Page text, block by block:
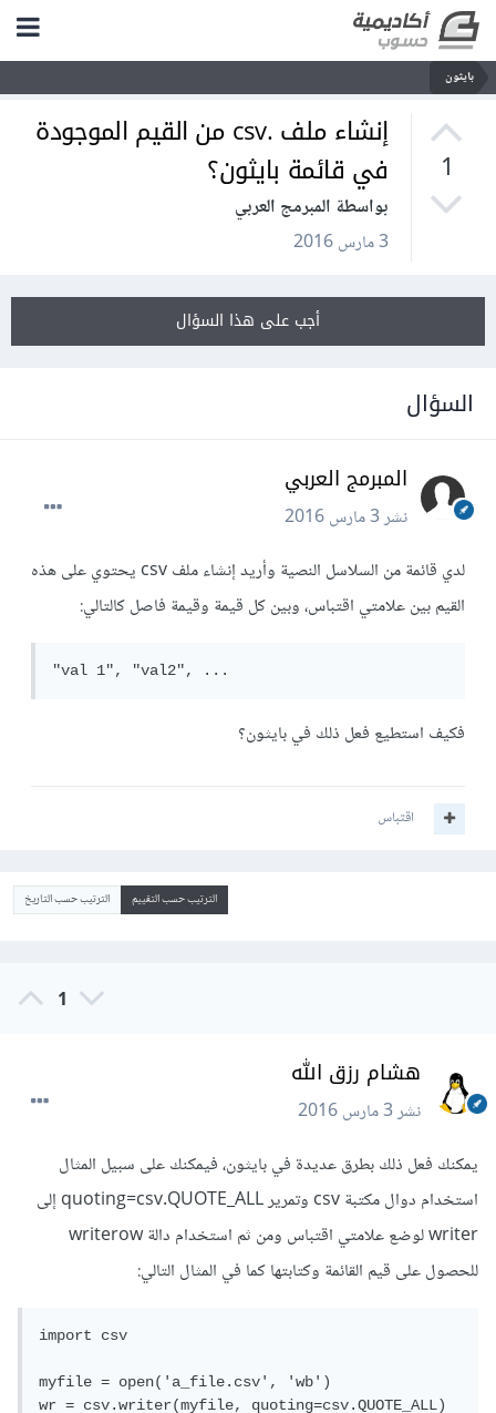
بايثون
1
إنشاء ملف .csv من القيم الموجودة
في قائمة بايثون؟
بواسطة المبرمج العربي
3 مارس 2016
أجب على هذا السؤال
السؤال
المبرمج العربي
نشر3 مارس 2016
لدي قائمة من السلاسل النصية وأريد إنشاء ملف csv يحتوي على هذه
القيم بين علامتي اقتباس، وبين كل قيمة وقيمة فاصل كالتالي:
"val 1", "val2", ...
فكيف استطيع فعل ذلك في بايثون؟
اقتباس
الترتيب حسب التقييم الترتيب حسب التاريخ
1
هشام رزق الله
نشر3 مارس 2016
يمكنك فعل ذلك بطرق عديدة في بايثون، فيمكنك على سبيل المثال
استخدام دوال مكتبة csv وتمرير quoting=csv.QUOTE_ALL إلى
writer لوضع علامتي اقتباس ومن ثم استخدام دالة writerow
للحصول على قيم القائمة وكتابتها كما في المثال التالي:
import csv
myfile = open('a_file.csv', 'wb')
wr = csv.writer(myfile, quoting=csv.QUOTE_ALL)